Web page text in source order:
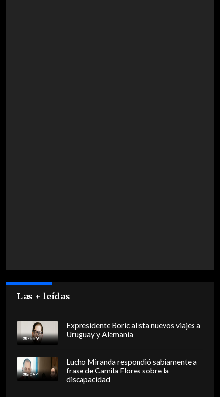
Las + leídas
7669
Expresidente Boric alista nuevos viajes a
Uruguay y Alemania
6084
Lucho Miranda respondió sabiamente a
frase de Camila Flores sobre la
discapacidad